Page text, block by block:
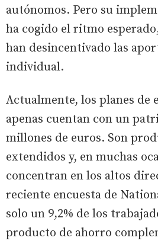
autónomos. Pero su
ha cogido el ritmo
han desincentivado las
individual.
Actualmente, los planes de
apenas cuentan con un
millones de euros. Son
extendidos y, en muchas
concentran en los altos
reciente encuesta de
solo un 9,2% de los
producto de ahorro